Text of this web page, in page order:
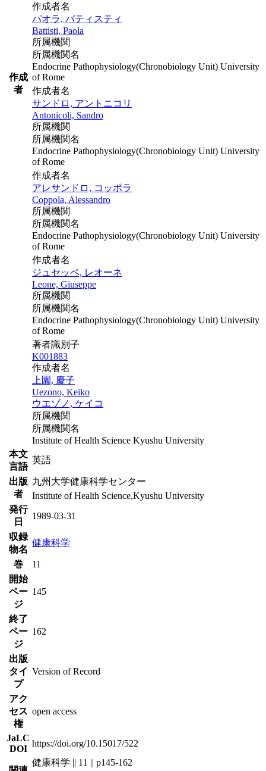
作成
者
作成者名
パオラ, バティスティ
Battisti, Paola
所属機関
所属機関名
Endocrine Pathophysiology(Chronobiology Unit) University
of Rome
作成者名
サンドロ, アントニコリ
Antonicoli, Sandro
所属機関
所属機関名
Endocrine Pathophysiology(Chronobiology Unit) University
of Rome
作成者名
アレサンドロ, コッポラ
Coppola, Alessandro
所属機関
所属機関名
Endocrine Pathophysiology(Chronobiology Unit) University
of Rome
作成者名
ジュセッペ, レオーネ
Leone, Giuseppe
所属機関
所属機関名
Endocrine Pathophysiology(Chronobiology Unit) University
of Rome
著者識別子
K001883
作成者名
上園, 慶子
Uezono, Keiko
ウエゾノ, ケイコ
所属機関
所属機関名
Institute of Health Science Kyushu University
本文
言語
英語
出版
者
九州大学健康科学センター
Institute of Health Science,Kyushu University
発行
日
1989-03-31
収録
物名
健康科学
巻
11
開始
ペー
ジ
145
終了
ペー
ジ
162
出版
タイ
プ
Version of Record
アク
セス
権
open access
JaLC
DOI
https://doi.org/10.15017/522
健康科学 || 11 || p145-162